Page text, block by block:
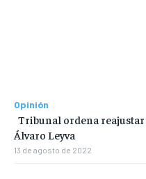
Opinión
Tribunal ordena
Álvaro Leyva
13 de agosto de 2022